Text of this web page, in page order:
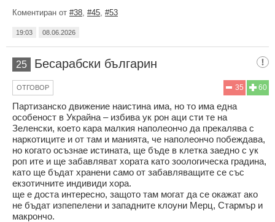
Коментиран от #38 #45 #53
19:03 08.06.2026
25 Бесарабски българин
60
35
ОТГОВОР
Партизанско движение наистина има, но то има една
особеност в Украйна – избива ук рон аци сти те на
Зеленски, което кара малкия наполеончо да прекалява с
наркотиците и от там и манията, че наполеончо побеждава,
но когато осъзнае истината, ще бъде в клетка заедно с ук
роп ите и ще забавляват хората като зоологическа градина,
като ще бъдат хранени само от забавляващите се със
екзотичните индивиди хора.
ще е доста интересно, защото там могат да се окажат ако
не бъдат изпепелени и западните клоуни Мерц, Стармър и
макрончо.